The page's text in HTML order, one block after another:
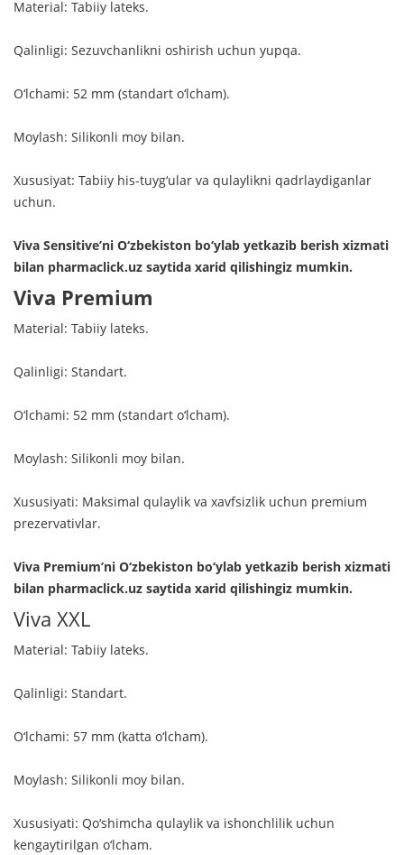
Material: Tabiiy lateks.
Qalinligi: Sezuvchanlikni oshirish uchun yupqa.
O‘lchami: 52 mm (standart o‘lcham).
Moylash: Silikonli moy bilan.
Xususiyat: Tabiiy his-tuyg‘ular va qulaylikni qadrlaydiganlar
uchun.
Viva Sensitive’ni O‘zbekiston bo‘ylab yetkazib berish xizmati
bilan pharmaclick.uz saytida xarid qilishingiz mumkin.
Viva Premium
Material: Tabiiy lateks.
Qalinligi: Standart.
O‘lchami: 52 mm (standart o‘lcham).
Moylash: Silikonli moy bilan.
Xususiyati: Maksimal qulaylik va xavfsizlik uchun premium
prezervativlar.
Viva Premium’ni O‘zbekiston bo‘ylab yetkazib berish xizmati
bilan pharmaclick.uz saytida xarid qilishingiz mumkin.
Viva XXL
Material: Tabiiy lateks.
Qalinligi: Standart.
O‘lchami: 57 mm (katta o‘lcham).
Moylash: Silikonli moy bilan.
Xususiyati: Qo‘shimcha qulaylik va ishonchlilik uchun
kengaytirilgan o‘lcham.